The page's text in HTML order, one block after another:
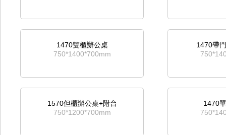
1470雙櫃辦公桌
750*1400*700mm
1470帶
1570但櫃辦公桌+附台
750*1200*700mm
1470